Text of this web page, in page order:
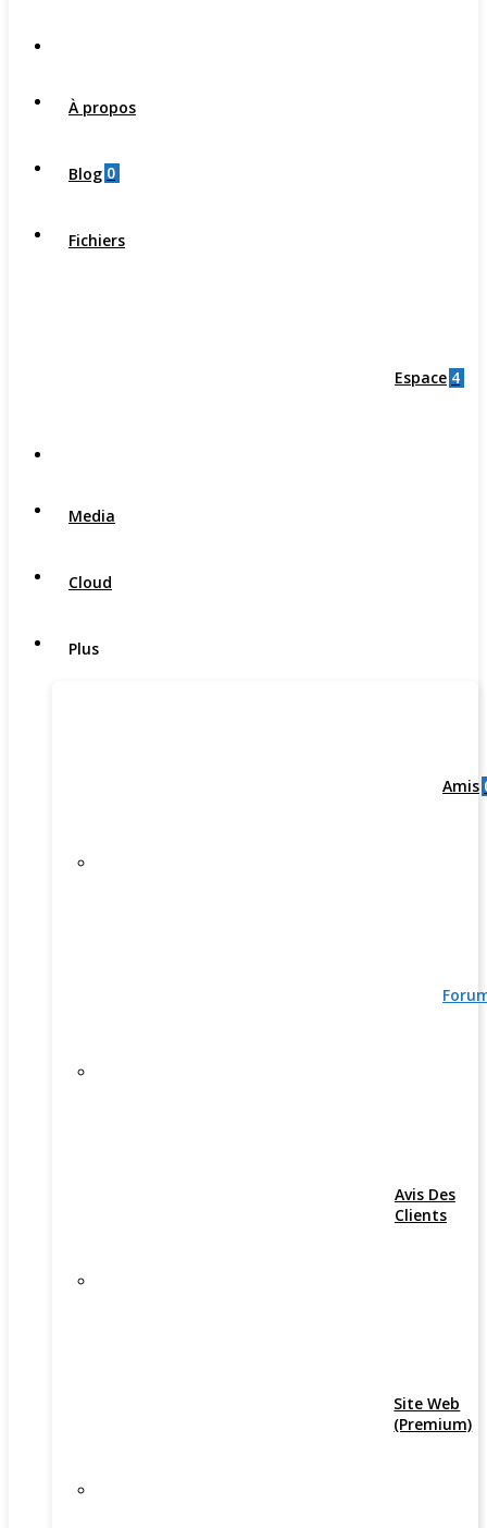
À propos
Blog 0
Fichiers
Espace 4
Media
Cloud
Plus
Amis
Avis Des
Clients
Site Web
(Premium)